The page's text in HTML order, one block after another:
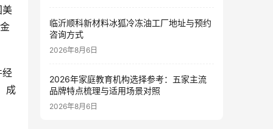
美
成
临沂顺科新材料冰狐冷冻油工厂地址与预约
咨询方式
2026年8月6日
2026年家庭教育机构选择参考：五家主流
品牌特点梳理与适用场景对照
2026年8月6日